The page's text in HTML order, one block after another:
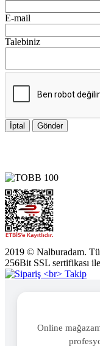
E-mail
Talebiniz
İptal Gönder
2019 © Nalburadam.
256Bit SSL sertifikası
Online